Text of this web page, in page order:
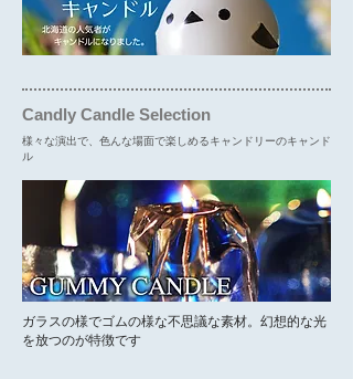
Candly Candle Selection
様々な演出で、色んな場面で楽しめるキャンドリーのキャンド
ル
​ガラスの様でゴムの様な不思議な素材。幻想的な光
を放つのが特徴です